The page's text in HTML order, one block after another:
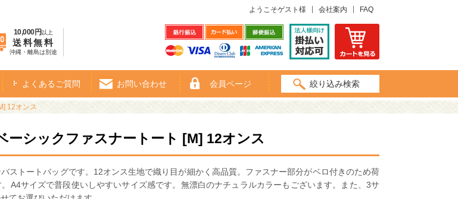
10,000円 以上
送料無料
沖縄・離島は別途
ようこそゲスト様 会社案内 FAQ
よくあるご質問 お問い合わせ 会員ページ 絞り込み検索
12オンス
ーシックファスナートート [M] 12オンス
ストートバッグです。12オンス生地で織り目が細かく高品質。ファスナー部分がベロ付きのため荷
A4サイズで普段使いしやすいサイズ感です。無漂白のナチュラルカラーもございます。また、3サ